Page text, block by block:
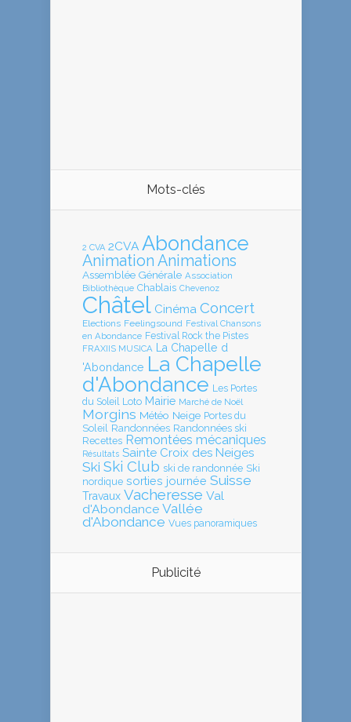
Mots-clés
2 CVA 2CVA Abondance
Animation Animations
Assemblée Générale Association
Bibliothèque Chablais Chevenoz
Châtel Cinéma Concert
Elections Feelingsound Festival Chansons
en Abondance Festival Rock the Pistes
FRAXIIS MUSICA
La Chapelle d
'Abondance La Chapelle
d'Abondance Les Portes
du Soleil Loto Mairie Marché de Noël
Morgins Météo Neige Portes du
Soleil Randonnées Randonnées ski
Recettes Remontées mécaniques
Résultats Sainte Croix des Neiges
Ski Ski Club ski de randonnée Ski
nordique sorties journée Suisse
Travaux Vacheresse Val
d'Abondance Vallée
d'Abondance Vues panoramiques
Publicité